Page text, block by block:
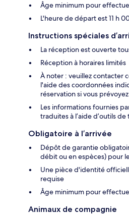
Âge minimum pour
L'heure de départ est 11 h
Instructions spéciales
La réception est ouverte
Réception à horaires limités
À noter : veuillez contacter
l'aide des coordonnées
réservation si vous
Les informations fournies
traduites à l’aide d’outils
Obligatoire à l’arrivée
Dépôt de garantie
débit ou en espèces) pour
Une pièce d'identité
requise
Âge minimum pour
Animaux de compagnie